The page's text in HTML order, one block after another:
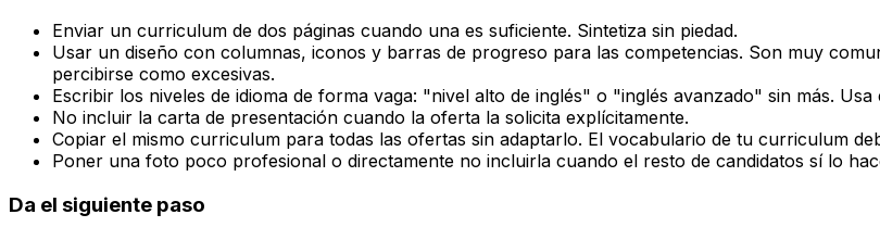
Enviar un curriculum de dos páginas cuando una es suficiente. Sintetiza sin piedad.
Usar un diseño con columnas, iconos y barras de progreso para las competencias. Son muy
percibirse como excesivas.
Escribir los niveles de idioma de forma vaga: "nivel alto de inglés" o "inglés avanzado" sin más.
No incluir la carta de presentación cuando la oferta la solicita explícitamente.
Copiar el mismo curriculum para todas las ofertas sin adaptarlo. El vocabulario de tu curriculum
Poner una foto poco profesional o directamente no incluirla cuando el resto de candidatos sí lo
Da el siguiente paso